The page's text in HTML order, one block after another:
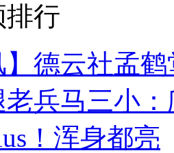
排行
】德云社孟
兵马三小
！浑身都亮